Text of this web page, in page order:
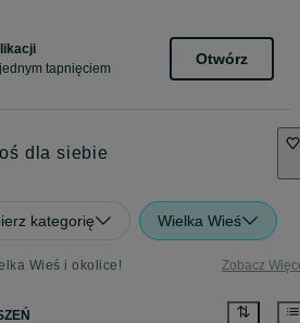
tapnięciem
Otwórz
dla siebie
kategorię Wielka Wieś
Wieś i okolice! Zobacz